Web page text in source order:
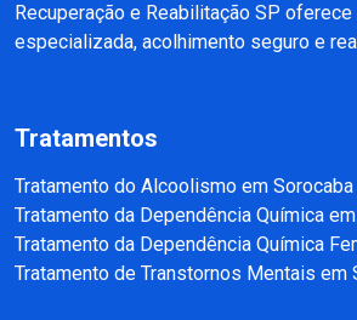
Recuperação e Reabilitação SP
especializada, acolhimento seguro e
Tratamentos
Tratamento do Alcoolismo em Sorocaba
Tratamento da Dependência Química
Tratamento da Dependência Química
Tratamento de Transtornos Mentais em